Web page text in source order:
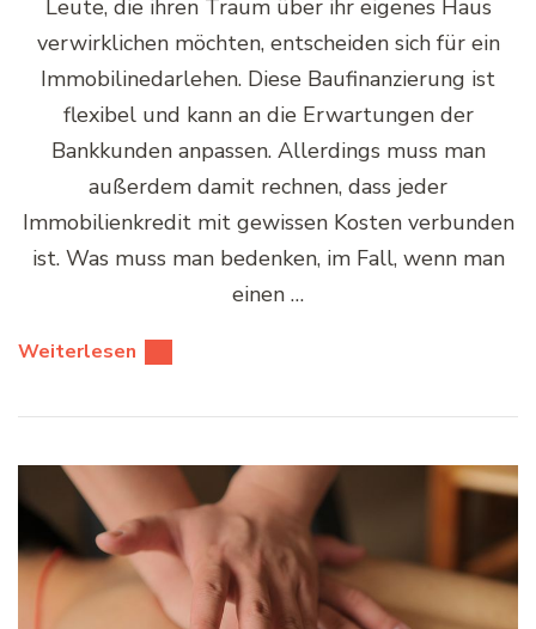
Leute, die ihren Traum über ihr eigenes Haus
verwirklichen möchten, entscheiden sich für ein
Immobilinedarlehen. Diese Baufinanzierung ist
flexibel und kann an die Erwartungen der
Bankkunden anpassen. Allerdings muss man
außerdem damit rechnen, dass jeder
Immobilienkredit mit gewissen Kosten verbunden
ist. Was muss man bedenken, im Fall, wenn man
einen …
Weiterlesen